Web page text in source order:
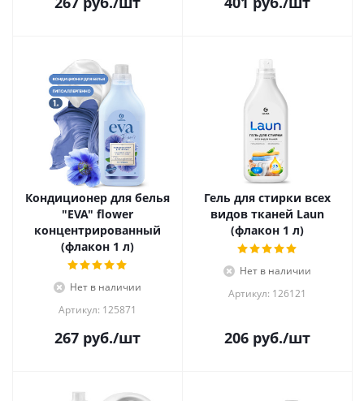
Кондиционер для белья
"EVA" flower
концентрированный
(флакон 1 л)
Нет в наличии
Артикул: 125871
267 руб./шт
Гель для стирки всех
видов тканей Laun
(флакон 1 л)
Нет в наличии
Артикул: 126121
206 руб./шт